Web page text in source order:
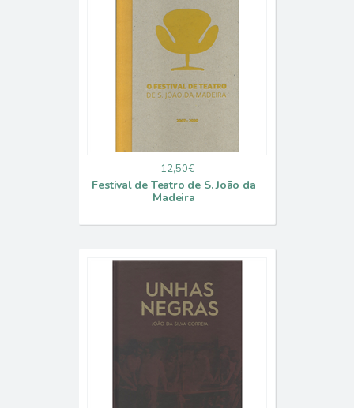
12,50€
Festival de Teatro de S. João da
Madeira